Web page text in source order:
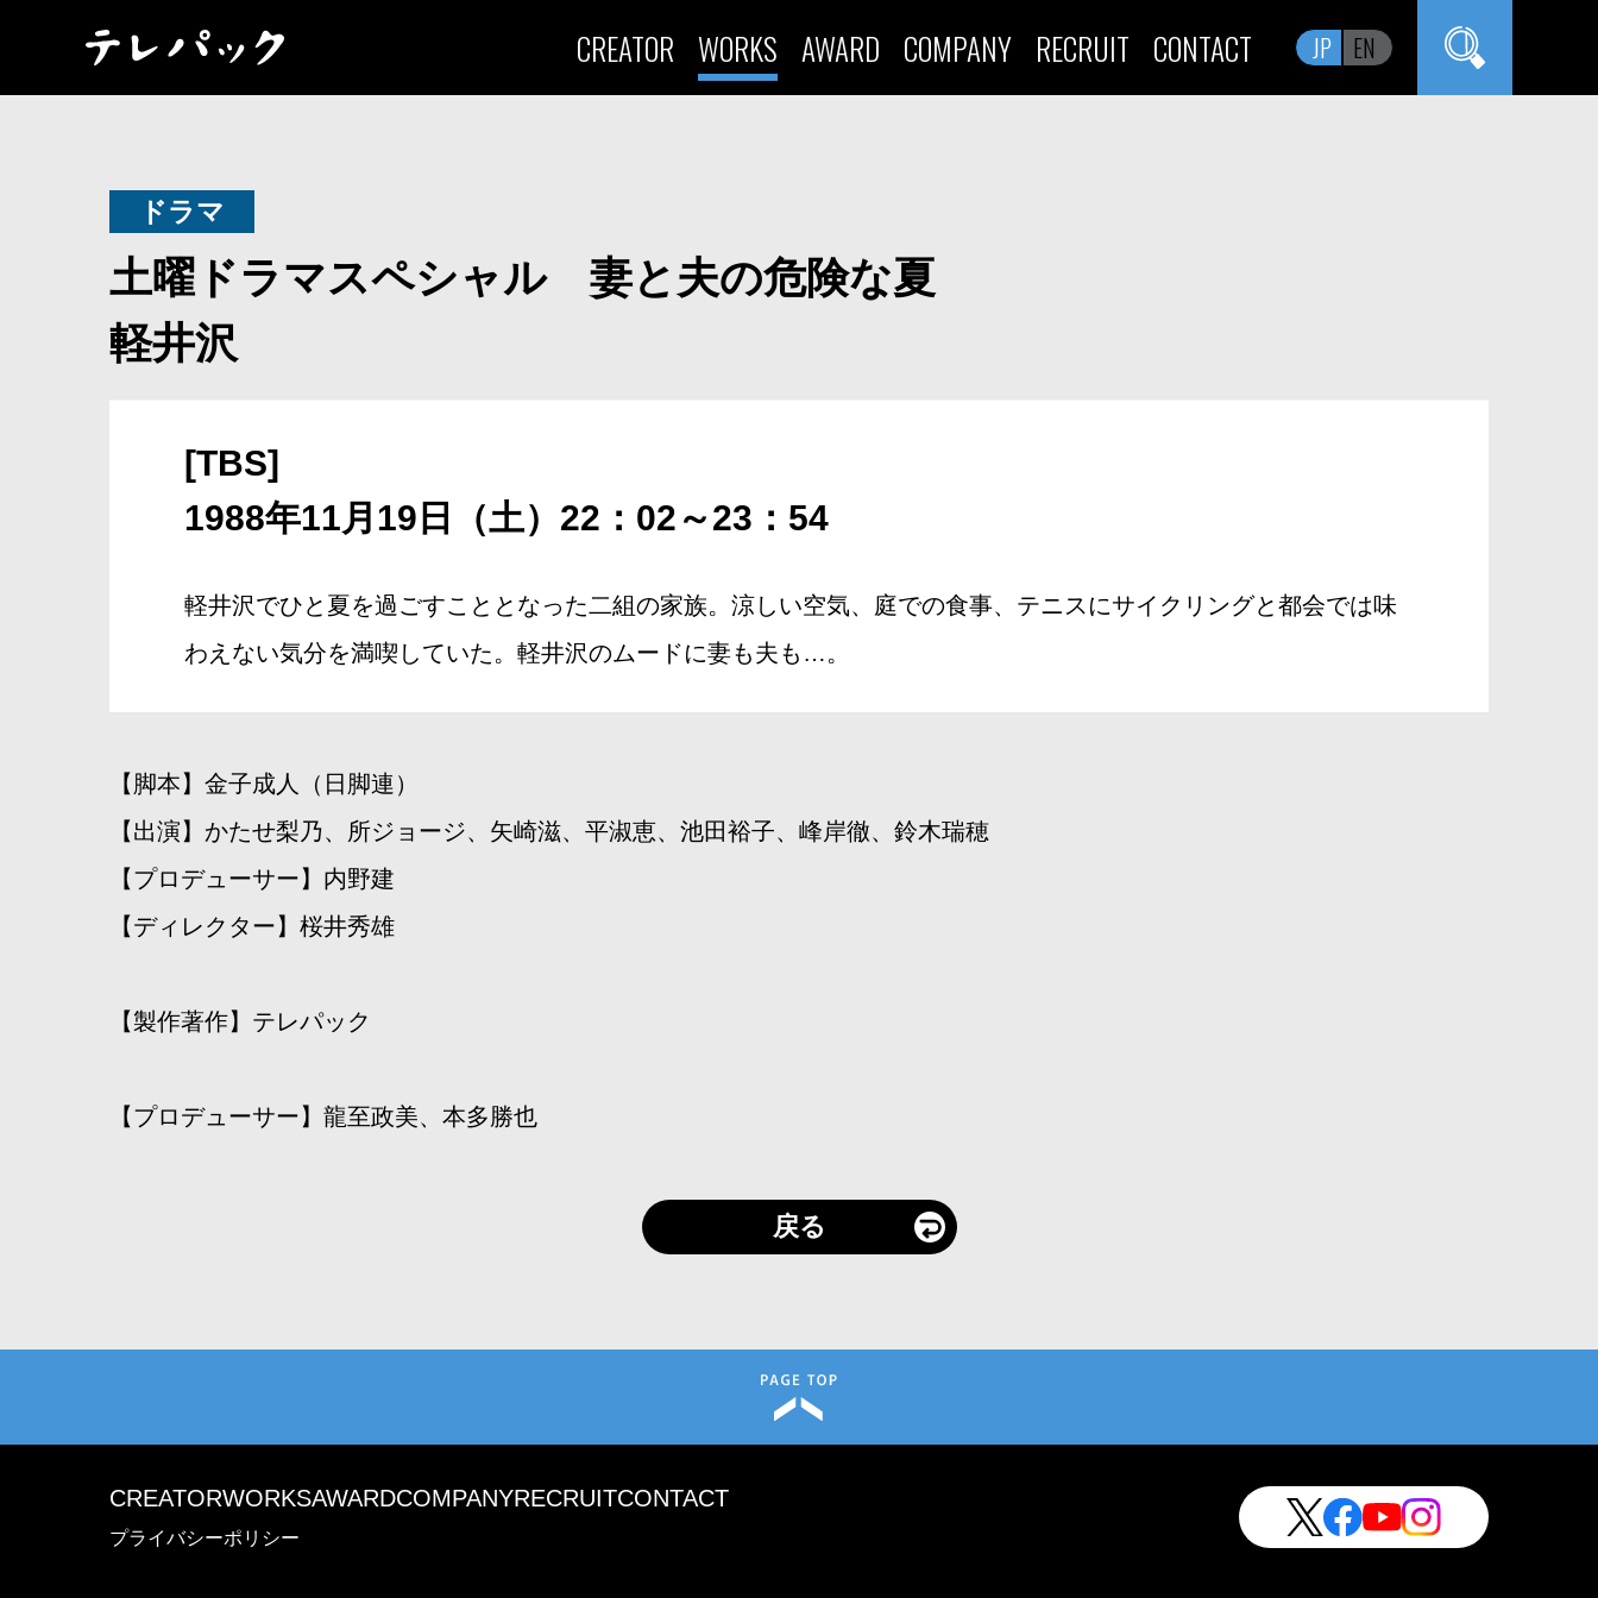
CREATOR WORKS AWARD COMPANY RECRUIT CONTACT JP EN
ドラマ
土曜ドラマスペシャル 妻と夫の危険な夏
軽井沢
[TBS]
1988年11月19日（土）22：02～23：54
軽井沢でひと夏を過ごすこととなった二組の家族。涼しい空気、庭での食事、テニスにサイクリングと都会では味
わえない気分を満喫していた。軽井沢のムードに妻も夫も…。
【脚本】金子成人（日脚連）
【出演】かたせ梨乃、所ジョージ、矢崎滋、平淑恵、池田裕子、峰岸徹、鈴木瑞穂
【プロデューサー】内野建
【ディレクター】桜井秀雄
【製作著作】テレパック
【プロデューサー】龍至政美、本多勝也
戻る
CREATORWORKSAWARDCOMPANYRECRUITCONTACT
プライバシーポリシー